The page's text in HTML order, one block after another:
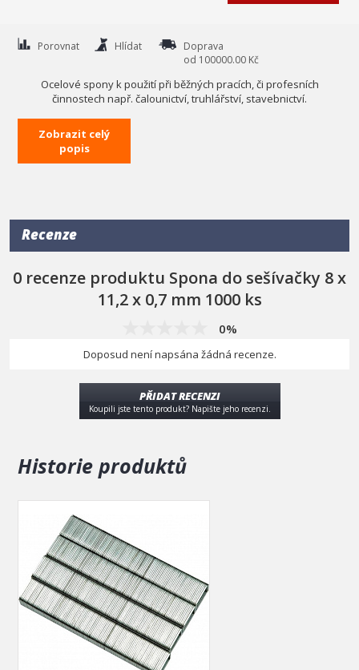
Porovnat Hlídat
Doprava
od 100000.00 Kč
Ocelové spony k použití při běžných pracích, či profesních
činnostech např. čalounictví, truhlářství, stavebnictví.
Ocelové spony jsou vhodné pro sponkovačky mechanické,
Technická data
Balení
Zobrazit celý
popis
Recenze
0 recenze produktu Spona do sešívačky 8 x
11,2 x 0,7 mm 1000 ks
0%
Doposud není napsána žádná recenze.
PŘIDAT RECENZI
Koupili jste tento produkt? Napište jeho recenzi.
Historie produktů